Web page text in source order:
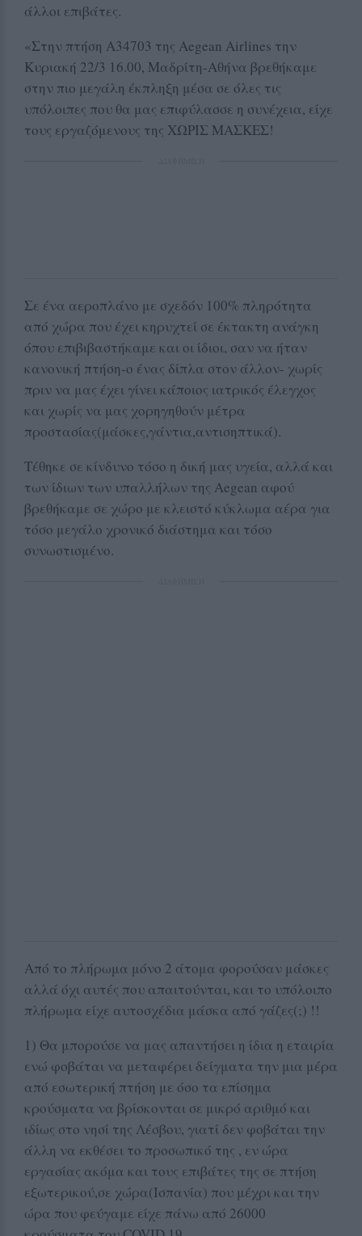
άλλοι επιβάτες.
«Στην πτήση Α34703 της Aegean Airlines την
Κυριακή 22/3 16.00, Μαδρίτη-Αθήνα βρεθήκαμε
στην πιο μεγάλη έκπληξη μέσα σε όλες τις
υπόλοιπες που θα μας επιφύλασσε η συνέχεια, είχε
τους εργαζόμενους της ΧΩΡΙΣ ΜΑΣΚΕΣ!
Σε ένα αεροπλάνο με σχεδόν 100% πληρότητα
από χώρα που έχει κηρυχτεί σε έκτακτη ανάγκη
όπου επιβιβαστήκαμε και οι ίδιοι, σαν να ήταν
κανονική πτήση-ο ένας δίπλα στον άλλον- χωρίς
πριν να μας έχει γίνει κάποιος ιατρικός έλεγχος
και χωρίς να μας χορηγηθούν μέτρα
προστασίας(μάσκες,γάντια,αντισηπτικά).
Τέθηκε σε κίνδυνο τόσο η δική μας υγεία, αλλά και
των ίδιων των υπαλλήλων της Aegean αφού
βρεθήκαμε σε χώρο με κλειστό κύκλωμα αέρα για
τόσο μεγάλο χρονικό διάστημα και τόσο
συνωστισμένο.
Από το πλήρωμα μόνο 2 άτομα φορούσαν μάσκες
αλλά όχι αυτές που απαιτούνται, και το υπόλοιπο
πλήρωμα είχε αυτοσχέδια μάσκα από γάζες(;) !!
1) Θα μπορούσε να μας απαντήσει η ίδια η εταιρία
ενώ φοβάται να μεταφέρει δείγματα την μια μέρα
από εσωτερική πτήση με όσο τα επίσημα
κρούσματα να βρίσκονται σε μικρό αριθμό και
ιδίως στο νησί της Λέσβου, γιατί δεν φοβάται την
άλλη να εκθέσει το προσωπικό της , εν ώρα
εργασίας ακόμα και τους επιβάτες της σε πτήση
εξωτερικού,σε χώρα(Ισπανία) που μέχρι και την
ώρα που φεύγαμε είχε πάνω από 26000